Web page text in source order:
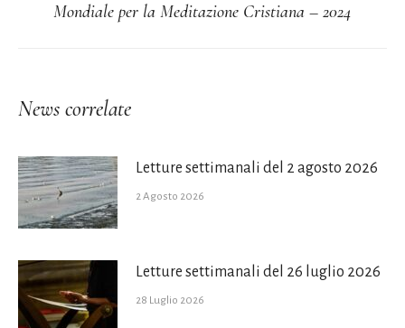
post:
Mondiale per la Meditazione Cristiana – 2024
News correlate
Letture settimanali del 2 agosto 2026
2 Agosto 2026
Letture settimanali del 26 luglio 2026
28 Luglio 2026